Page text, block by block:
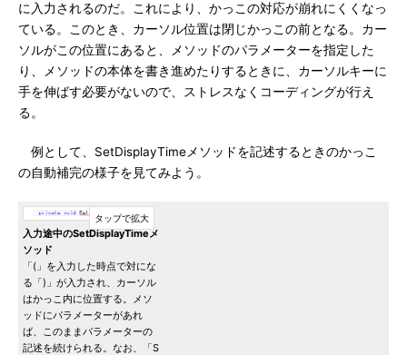
に入力されるのだ。これにより、かっこの対応が崩れにくくなっ
ている。このとき、カーソル位置は閉じかっこの前となる。カー
ソルがこの位置にあると、メソッドのパラメーターを指定した
り、メソッドの本体を書き進めたりするときに、カーソルキーに
手を伸ばす必要がないので、ストレスなくコーディングが行え
る。
例として、SetDisplayTimeメソッドを記述するときのかっこ
の自動補完の様子を見てみよう。
入力途中のSetDisplayTimeメ
ソッド
「(」を入力した時点で対にな
る「)」が入力され、カーソル
はかっこ内に位置する。メソ
ッドにパラメーターがあれ
ば、このままパラメーターの
記述を続けられる。なお、「S